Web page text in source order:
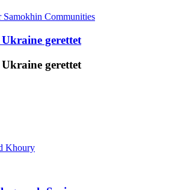
Communities
gerettet
gerettet